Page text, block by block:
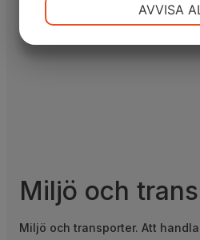
Miljö och
Miljö och transporter. Att
AVVISA